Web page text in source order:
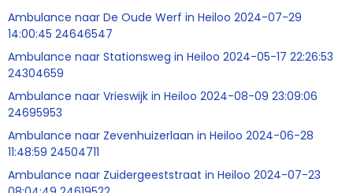
Ambulance naar De Oude Werf in Heiloo 2024-07-29
14:00:45 24646547
Ambulance naar Stationsweg in Heiloo 2024-05-17 22:26:53
24304659
Ambulance naar Vrieswijk in Heiloo 2024-08-09 23:09:06
24695953
Ambulance naar Zevenhuizerlaan in Heiloo 2024-06-28
11:48:59 24504711
Ambulance naar Zuidergeeststraat in Heiloo 2024-07-23